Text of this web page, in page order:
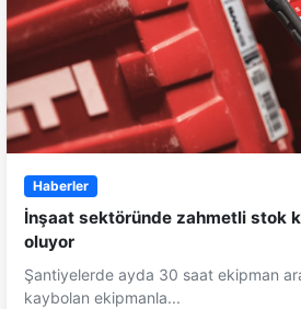
Haberler
İnşaat sektöründe zahmetli stok
oluyor
Şantiyelerde ayda 30 saat ekipman
kaybolan ekipmanla...